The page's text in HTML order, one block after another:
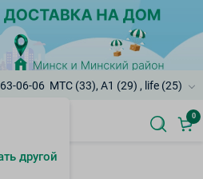
другой
06-06 МТС (33), A1 (29) , life (25)
0
лица